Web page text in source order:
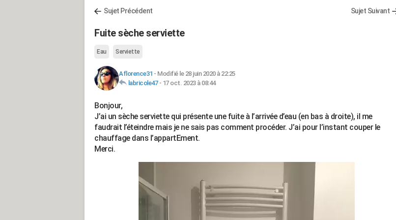
Sujet Précédent Sujet Suivant
Fuite sèche serviette
Eau Serviette
Aflorence31 - Modifié le 28 juin 2020 à 22:25
labricole47- 17 oct. 2023 à 08:44
Bonjour,
J’ai un sèche serviette qui présente une fuite à l’arrivée d’eau (en bas à droite), il me
faudrait l’éteindre mais je ne sais pas comment procéder. J’ai pour l’instant couper le
chauffage dans l’appartEment.
Merci.